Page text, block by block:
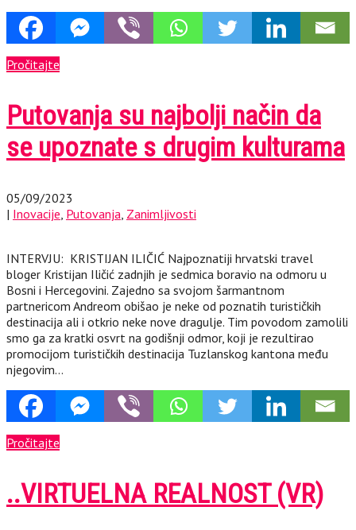
Pročitajte
Putovanja su najbolji način da
se upoznate s drugim kulturama
05/09/2023
| Inovacije Putovanja Zanimljivosti
INTERVJU: KRISTIJAN ILIČIĆ Najpoznatiji hrvatski travel
bloger Kristijan Iličić zadnjih je sedmica boravio na odmoru u
Bosni i Hercegovini. Zajedno sa svojom šarmantnom
partnericom Andreom obišao je neke od poznatih turističkih
destinacija ali i otkrio neke nove dragulje. Tim povodom zamolili
smo ga za kratki osvrt na godišnji odmor, koji je rezultirao
promocijom turističkih destinacija Tuzlanskog kantona među
njegovim…
Pročitajte
..VIRTUELNA REALNOST (VR)